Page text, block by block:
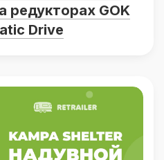
редукторах GOK
Drive